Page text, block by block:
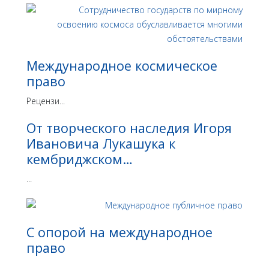
Международное космическое
право
Рецензи...
От творческого наследия Игоря
Ивановича Лукашука к
кембриджском…
...
С опорой на международное
право